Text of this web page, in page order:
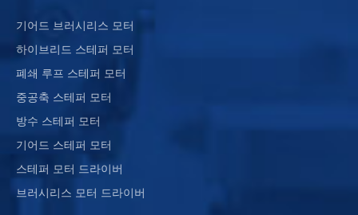
기어드 브러시리스 모터
하이브리드 스테퍼 모터
폐쇄 루프 스테퍼 모터
중공축 스테퍼 모터
방수 스테퍼 모터
기어드 스테퍼 모터
스테퍼 모터 드라이버
브러시리스 모터 드라이버